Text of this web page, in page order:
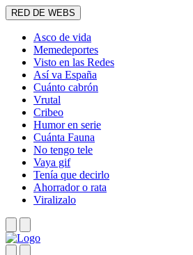
RED DE WEBS
Asco de vida
Memedeportes
Visto en las Redes
Así va España
Cuánto cabrón
Vrutal
Cribeo
Humor en serie
Cuánta Fauna
No tengo tele
Vaya gif
Tenía que decirlo
Ahorrador o rata
Viralizalo